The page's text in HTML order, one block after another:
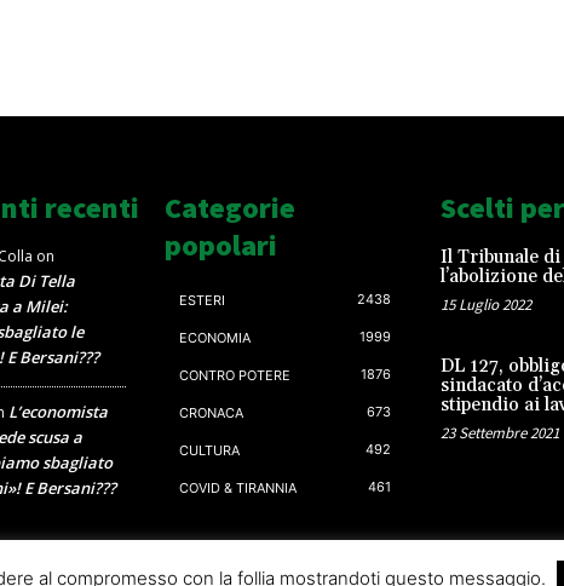
recenti
on
Di Tella
a Milei:
le
Bersani???
L’economista
scusa a
sbagliato
E Bersani???
Categorie
popolari
ESTERI 2438
ECONOMIA 1999
CONTRO POTERE 1876
CRONACA 673
CULTURA 492
COVID & TIRANNIA 461
Scelti
Il Tribunale di
l’abolizione
15 Luglio 2022
DL 127,
sindacato
stipendio ai
23 Settembre 2021
al compromesso con la follia mostrandoti questo messaggio.